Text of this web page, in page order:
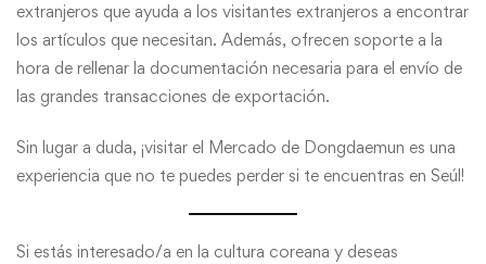
extranjeros que ayuda a los visitantes extranjeros a encontrar
los artículos que necesitan. Además, ofrecen soporte a la
hora de rellenar la documentación necesaria para el envío de
las grandes transacciones de exportación.
Sin lugar a duda, ¡visitar el Mercado de Dongdaemun es una
experiencia que no te puedes perder si te encuentras en Seúl!
Si estás interesado/a en la cultura coreana y deseas